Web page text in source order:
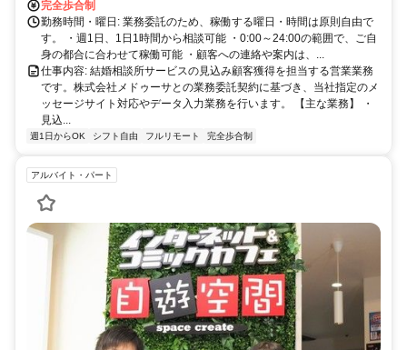
完全歩合制
勤務時間・曜日: 業務委託のため、稼働する曜日・時間は原則自由で
す。 ・週1日、1日1時間から相談可能 ・0:00～24:00の範囲で、ご自
身の都合に合わせて稼働可能 ・顧客への連絡や案内は、...
仕事内容: 結婚相談所サービスの見込み顧客獲得を担当する営業業務
です。株式会社メドゥーサとの業務委託契約に基づき、当社指定のメ
ッセージサイト対応やデータ入力業務を行います。 【主な業務】 ・
見込...
週1日からOK シフト自由 フルリモート 完全歩合制
アルバイト・パート